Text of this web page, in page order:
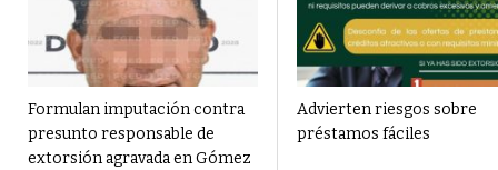
Formulan imputación contra
presunto responsable de
extorsión agravada en Gómez
Advierten riesgos sobre
préstamos fáciles